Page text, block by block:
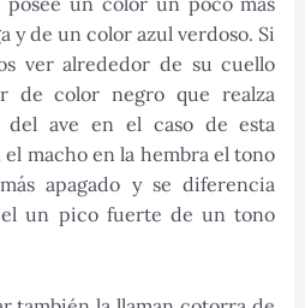
y de un color azul verdoso. Si
ver alrededor de su cuello
de color negro que realza
del ave en el caso de esta
macho en la hembra el tono
apagado y se diferencia
el un pico fuerte de un tono